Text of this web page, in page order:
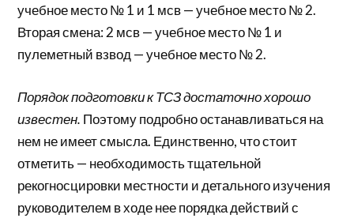
учебное место № 1 и 1 мсв — учебное место № 2.
Вторая смена: 2 мсв — учебное место № 1 и
пулеметный взвод — учебное место № 2.
Порядок подготовки к ТСЗ достаточно хорошо
известен. Поэтому подробно останавливаться на
нем не имеет смысла. Единственно, что стоит
отметить — необходимость тщательной
рекогносцировки местности и детального изучения
руководителем в ходе нее порядка действий с